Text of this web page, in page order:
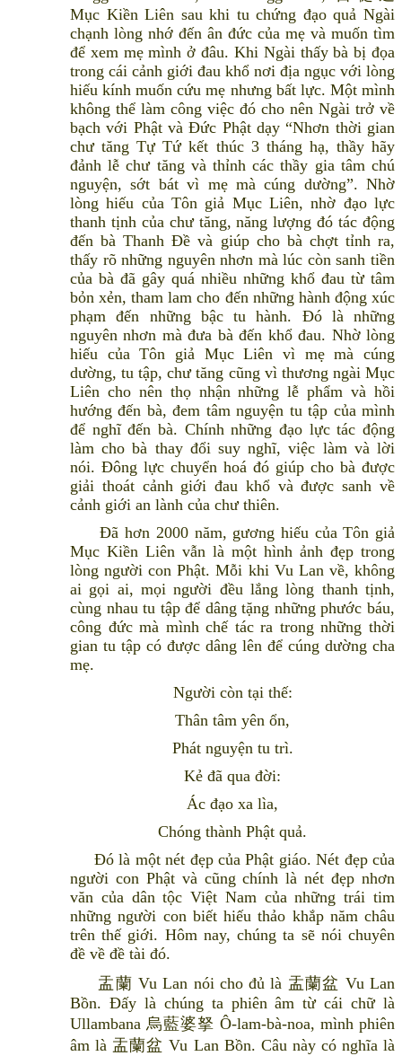
Mục Kiền Liên sau khi tu chứng đạo quả Ngài
chạnh lòng nhớ đến ân đức của mẹ và muốn tìm
để xem mẹ mình ở đâu. Khi Ngài thấy bà bị đọa
trong cái cảnh giới đau khổ nơi địa ngục với lòng
hiếu kính muốn cứu mẹ nhưng bất lực. Một mình
không thể làm công việc đó cho nên Ngài trở về
bạch với Phật và Đức Phật dạy “Nhơn thời gian
chư tăng Tự Tứ kết thúc 3 tháng hạ, thầy hãy
đảnh lễ chư tăng và thỉnh các thầy gia tâm chú
nguyện, sớt bát vì mẹ mà cúng dường”. Nhờ
lòng hiếu của Tôn giả Mục Liên, nhờ đạo lực
thanh tịnh của chư tăng, năng lượng đó tác động
đến bà Thanh Đề và giúp cho bà chợt tỉnh ra,
thấy rõ những nguyên nhơn mà lúc còn sanh tiền
của bà đã gây quá nhiều những khổ đau từ tâm
bỏn xẻn, tham lam cho đến những hành động xúc
phạm đến những bậc tu hành. Đó là những
nguyên nhơn mà đưa bà đến khổ đau. Nhờ lòng
hiếu của Tôn giả Mục Liên vì mẹ mà cúng
dường, tu tập, chư tăng cũng vì thương ngài Mục
Liên cho nên thọ nhận những lễ phẩm và hồi
hướng đến bà, đem tâm nguyện tu tập của mình
để nghĩ đến bà. Chính những đạo lực tác động
làm cho bà thay đổi suy nghĩ, việc làm và lời
nói. Đông lực chuyển hoá đó giúp cho bà được
giải thoát cảnh giới đau khổ và được sanh về
cảnh giới an lành của chư thiên.
Đã hơn 2000 năm, gương hiếu của Tôn giả
Mục Kiền Liên vẫn là một hình ảnh đẹp trong
lòng người con Phật. Mỗi khi Vu Lan về, không
ai gọi ai, mọi người đều lắng lòng thanh tịnh,
cùng nhau tu tập để dâng tặng những phước báu,
công đức mà mình chế tác ra trong những thời
gian tu tập có được dâng lên để cúng dường cha
mẹ.
Người còn tại thế:
Thân tâm yên ổn,
Phát nguyện tu trì.
Kẻ đã qua đời:
Ác đạo xa lìa,
Chóng thành Phật quả.
Đó là một nét đẹp của Phật giáo. Nét đẹp của
người con Phật và cũng chính là nét đẹp nhơn
văn của dân tộc Việt Nam của những trái tim
những người con biết hiếu thảo khắp năm châu
trên thế giới. Hôm nay, chúng ta sẽ nói chuyên
đề về đề tài đó.
盂蘭 Vu Lan nói cho đủ là 盂蘭盆 Vu Lan
Bồn. Đấy là chúng ta phiên âm từ cái chữ là
Ullambana 烏藍婆拏 Ô-lam-bà-noa, mình phiên
âm là 盂蘭盆 Vu Lan Bồn. Câu này có nghĩa là